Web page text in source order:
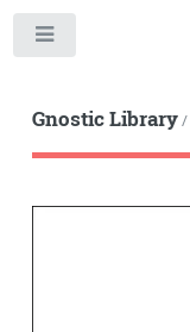
Gnostic Library/